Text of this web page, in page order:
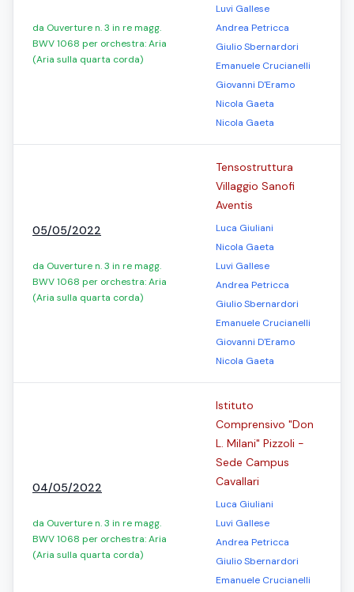
da Ouverture n. 3 in re magg.
BWV 1068 per orchestra: Aria
(Aria sulla quarta corda)
Luvi Gallese
Andrea Petricca
Giulio Sbernardori
Emanuele Crucianelli
Giovanni D'Eramo
Nicola Gaeta
Nicola Gaeta
05/05/2022
da Ouverture n. 3 in re magg.
BWV 1068 per orchestra: Aria
(Aria sulla quarta corda)
Tensostruttura
Villaggio Sanofi
Aventis
Luca Giuliani
Nicola Gaeta
Luvi Gallese
Andrea Petricca
Giulio Sbernardori
Emanuele Crucianelli
Giovanni D'Eramo
Nicola Gaeta
04/05/2022
da Ouverture n. 3 in re magg.
BWV 1068 per orchestra: Aria
(Aria sulla quarta corda)
Istituto
Comprensivo "Don
L. Milani" Pizzoli -
Sede Campus
Cavallari
Luca Giuliani
Luvi Gallese
Andrea Petricca
Giulio Sbernardori
Emanuele Crucianelli